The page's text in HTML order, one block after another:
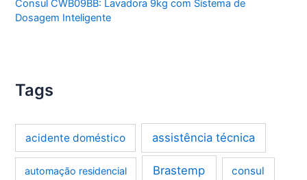
Consul CWB09BB: Lavadora 9kg com Sistema de
Dosagem Inteligente
Tags
acidente doméstico assistência técnica
automação residencial Brastemp consul